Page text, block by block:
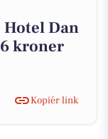
Dan
kroner
Kopiér link